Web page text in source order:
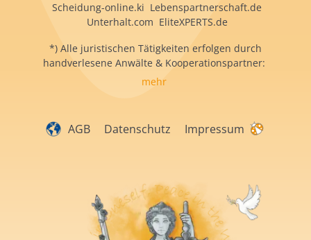
Scheidung-online.ki Lebenspartnerschaft.de
Unterhalt.com EliteXPERTS.de
*) Alle juristischen Tätigkeiten erfolgen durch
handverlesene Anwälte & Kooperationspartner:
mehr
AGB Datenschutz Impressum